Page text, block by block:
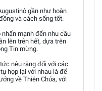
gần như hoàn
và cách sống tốt.
mạnh đến nhu cầu
lên trên hết, dựa trên
Tin mừng.
nêu rằng đối với các
họp lại với nhau là để
về Thiên Chúa, với